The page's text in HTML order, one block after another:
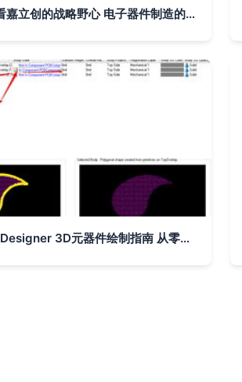
从立创EDA看嘉立创的战略野心 电子器件制造的生态鲶鱼
简易Altium Designer 3D元器件绘制指南 从零基础到实战应用